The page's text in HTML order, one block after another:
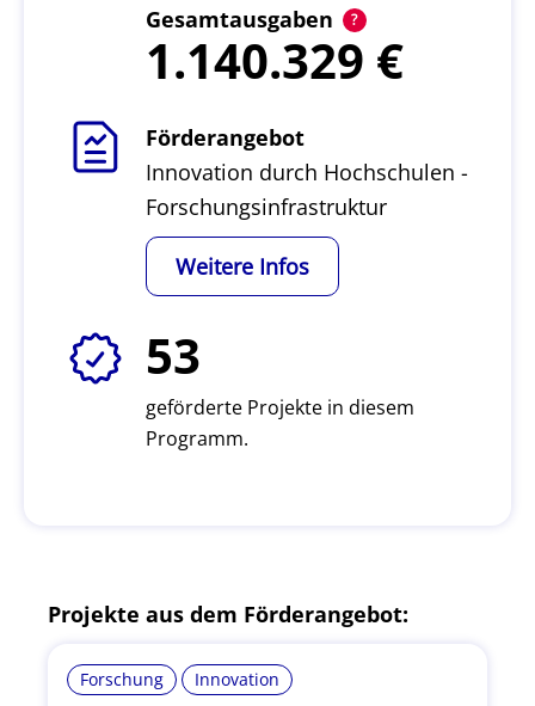
Gesamtausgaben
1.140.329
Förderangebot
Innovation durch Hochschulen -
Forschungsinfrastruktur
Weitere Infos
53
geförderte Projekte in diesem
Programm.
Projekte aus dem Förderangebot:
Forschung Innovation